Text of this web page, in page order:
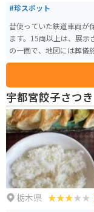
#珍スポット
昔使っていた鉄道車両が
ます。15両以上は、展示さ
の一画で、地図には葬儀
見学可能です。
宇都宮餃子さつき
栃木県